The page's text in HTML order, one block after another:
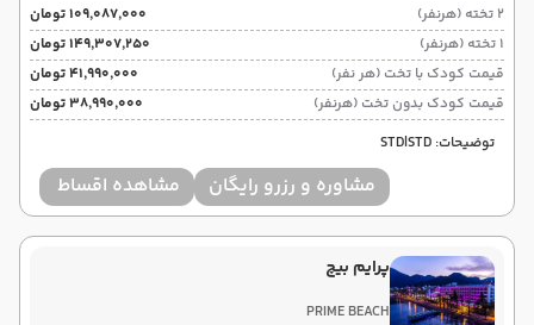
2 تخته (هرنفر)
۱۰۹٬۰۸۷٬۰۰۰ تومان
1 تخته (هرنفر)
۱۴۹٬۳۰۷٬۲۵۰ تومان
قیمت کودک با تخت (هر نفر)
۴۱٬۹۹۰٬۰۰۰ تومان
قیمت کودک بدون تخت (هرنفر)
۳۸٬۹۹۰٬۰۰۰ تومان
توضیحات: STD|STD
مشاوره و رزرو رایگان مشاهده اقساط
پرایم بیچ
PRIME BEACH